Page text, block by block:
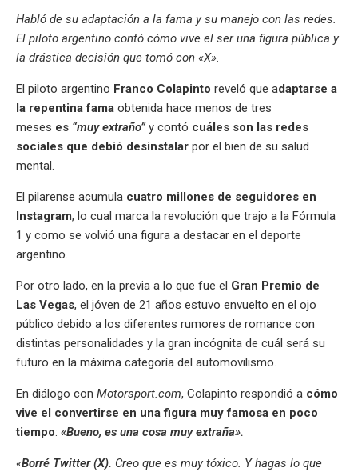
s
A
p
p
gr
a
m
b
o
o
k
ky
a
d
s
dI
n
bl
r
a
g
e
n
g
er
ail t
py
Li
n
k
m
p
ar
tir
Habló de su adaptación a la fama y su manejo con las redes.
El piloto argentino contó cómo vive el ser una figura pública y
la drástica decisión que tomó con «X».
El piloto argentino Franco Colapinto reveló que adaptarse a
la repentina fama obtenida hace menos de tres
meses es “muy extraño”y contó cuáles son las redes
sociales que debió desinstalar por el bien de su salud
mental.
El pilarense acumula cuatro millones de seguidores en
Instagram, lo cual marca la revolución que trajo a la Fórmula
1 y como se volvió una figura a destacar en el deporte
argentino.
Por otro lado, en la previa a lo que fue el Gran Premio de
Las Vegas, el jóven de 21 años estuvo envuelto en el ojo
público debido a los diferentes rumores de romance con
distintas personalidades y la gran incógnita de cuál será su
futuro en la máxima categoría del automovilismo.
En diálogo con Motorsport.com, Colapinto respondió a cómo
vive el convertirse en una figura muy famosa en poco
tiempo: «Bueno, es una cosa muy extraña».
«Borré Twitter (X). Creo que es muy tóxico. Y hagas lo que